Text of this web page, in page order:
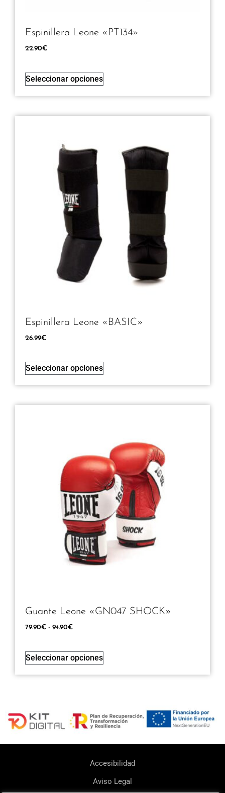
Espinillera Leone «PT134»
22.90€
Seleccionar opciones
Espinillera Leone «BASIC»
26.99€
Seleccionar opciones
Guante Leone «GN047 SHOCK»
79.90€ - 94.90€
Seleccionar opciones
Accesibilidad
Aviso Legal